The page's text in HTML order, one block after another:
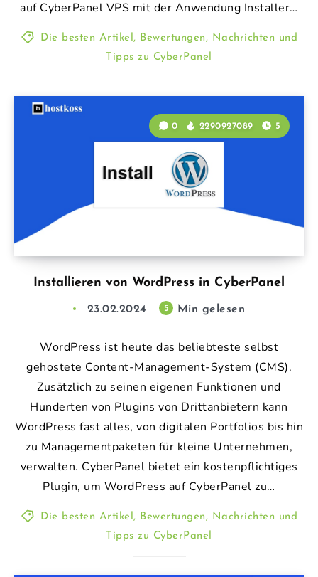
auf CyberPanel VPS mit der Anwendung Installer…
Die besten Artikel, Bewertungen, Nachrichten und
Tipps zu CyberPanel
Installieren von WordPress in CyberPanel
0 2290927089 5
23.02.2024 5 Min gelesen
WordPress ist heute das beliebteste selbst
gehostete Content-Management-System (CMS).
Zusätzlich zu seinen eigenen Funktionen und
Hunderten von Plugins von Drittanbietern kann
WordPress fast alles, von digitalen Portfolios bis hin
zu Managementpaketen für kleine Unternehmen,
verwalten. CyberPanel bietet ein kostenpflichtiges
Plugin, um WordPress auf CyberPanel zu…
Die besten Artikel, Bewertungen, Nachrichten und
Tipps zu CyberPanel